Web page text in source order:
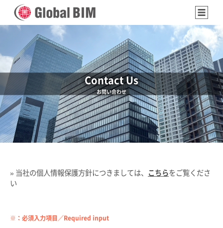
Contact Us
お問い合わせ
» 当社の個人情報保護方針につきましては、 こちらをご覧くださ
い
※：必須入力項目／Required input